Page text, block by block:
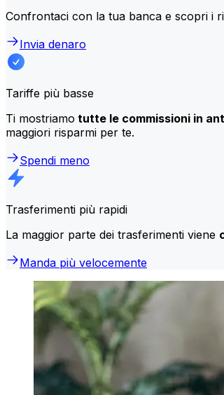
Confrontaci con la tua banca e scopri i
Invia denaro
Tariffe più basse
Ti mostriamo tutte le commissioni in
maggiori risparmi per te.
Spendi meno
Trasferimenti più rapidi
La maggior parte dei trasferimenti viene
Manda più velocemente